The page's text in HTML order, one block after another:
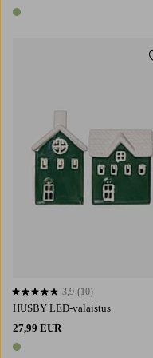
1 väri
HUSBY LED-valaistus
27,99 EUR
1 väri
3,9 perustuen 10 arvosanaan
3,9 (10)